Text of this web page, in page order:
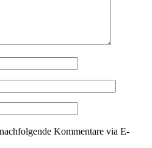
Kommentare via E-